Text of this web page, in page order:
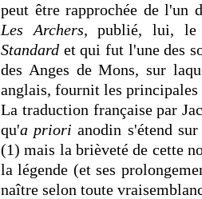
peut être rapprochée de l'un
Les Archers, publié, lui, le
Standard et qui fut l'une des
des Anges de Mons, sur
anglais, fournit les principales
La traduction française par
qu'a priori anodin s'étend
(1) mais la brièveté de cette
la légende (et ses
naître selon toute